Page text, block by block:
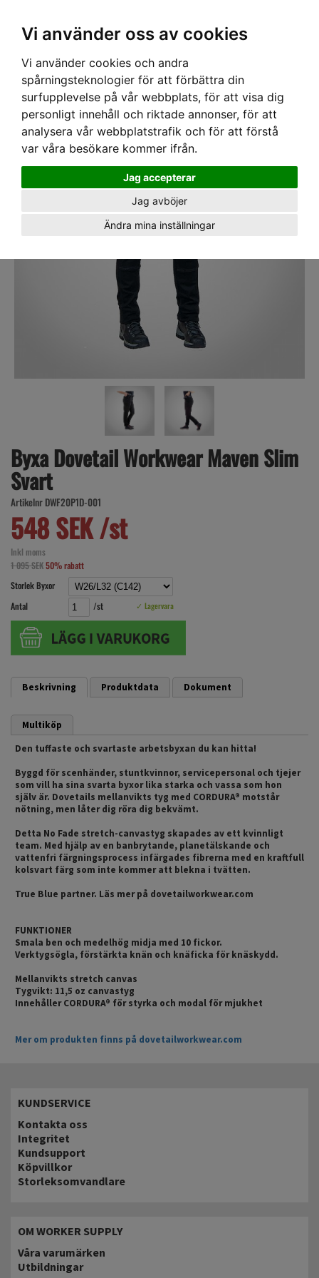
Vi använder oss av cookies
Vi använder cookies och andra
spårningsteknologier för att förbättra din
surfupplevelse på vår webbplats, för att visa dig
personligt innehåll och riktade annonser, för att
analysera vår webbplatstrafik och för att förstå
var våra besökare kommer ifrån.
Jag accepterar
Jag avböjer
Ändra mina inställningar
Hem ›ARBETSKLÄDER› Byxa Dovetail Workwear Maven Slim Svart
Byxa Dovetail Workwear Maven Slim
Svart
Artikelnr DWF20P1D-001
548 SEK /st
Inkl moms
1 095 SEK50% rabatt
Storlek Byxor
Antal
/st ✓ Lagervara
Beskrivning Produktdata Dokument
Multiköp
Den tuffaste och svartaste arbetsbyxan du kan hitta!
Byggd för scenhänder, stuntkvinnor, servicepersonal och tjejer
som vill ha sina svarta byxor lika starka och vassa som hon
själv är. Dovetails mellanvikts tyg med CORDURA® motstår
nötning, men låter dig röra dig bekvämt.
Detta No Fade stretch-canvastyg skapades av ett kvinnligt
team. Med hjälp av en banbrytande, planetälskande och
vattenfri färgningsprocess infärgades fibrerna med en kraftfull
kolsvart färg som inte kommer att blekna i tvätten.
True Blue partner. Läs mer på dovetailworkwear.com
FUNKTIONER
Smala ben och medelhög midja med 10 fickor.
Verktygsögla, förstärkta knän och knäficka för knäskydd.
Mellanvikts stretch canvas
Tygvikt: 11,5 oz canvastyg
Innehåller CORDURA® för styrka och modal för mjukhet
Mer om produkten finns på dovetailworkwear.com
KUNDSERVICE
Kontakta oss
Integritet
Kundsupport
Köpvillkor
Storleksomvandlare
OM WORKER SUPPLY
Våra varumärken
Utbildningar